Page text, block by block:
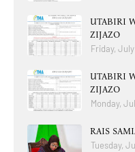
UTABIRI
ZIJAZO
Friday,
UTABIRI
ZIJAZO
Monday,
RAIS
Tuesday,